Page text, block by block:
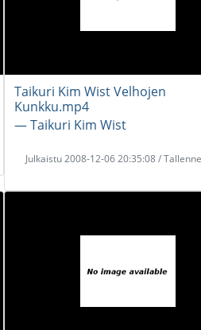
Taikuri Kim Wist Velhojen
Kunkku.mp4
― Taikuri Kim Wist
Julkaistu 2008-12-06 20:35:08 /